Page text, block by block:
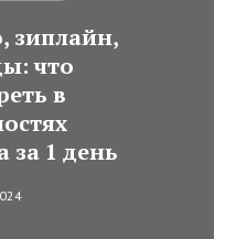
зиплайн,
что
в
за 1 день